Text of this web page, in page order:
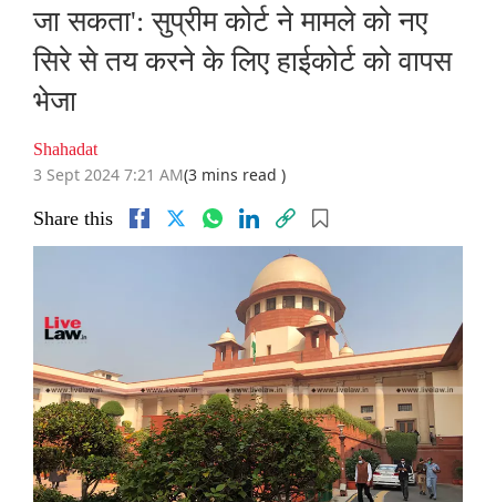
जा सकता': सुप्रीम कोर्ट ने मामले को नए
सिरे से तय करने के लिए हाईकोर्ट को वापस
भेजा
Shahadat
3 Sept 2024 7:21 AM(3 mins read )
Share this